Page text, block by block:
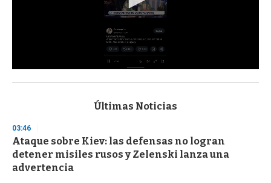
s
d
s
o
f
3
Últimas Noticias
03:46
Ataque sobre Kiev: las defensas no logran
detener misiles rusos y Zelenski lanza una
advertencia